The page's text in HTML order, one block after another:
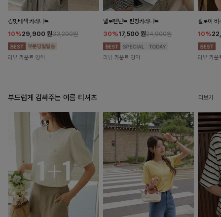
킹밋배색 카라니트
10%29,900 원33,200원
리뷰 카운트 영역
델로펜던트 펀칭카라니트
30%17,500 원24,900원
리뷰 카운트 영역
캘로이 비
10%
리뷰 카운
부드럽게 감싸주는 여름 티셔츠 더보기